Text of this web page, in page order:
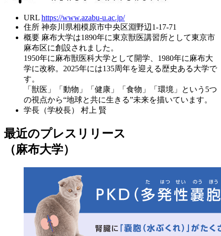
URL https://www.azabu-u.ac.jp/
住所 神奈川県相模原市中央区淵野辺1-17-71
概要 麻布大学は1890年に東京獣医講習所として東京市
麻布区に創設されました。
1950年に麻布獣医科大学として開学、1980年に麻布大
学に改称。2025年には135周年を迎える歴史ある大学で
す。
「獣医」「動物」「健康」「食物」「環境」という5つ
の視点から“地球と共に生きる”未来を描いています。
学長（学校長）
村上 賢
最近のプレスリリース
（麻布大学）